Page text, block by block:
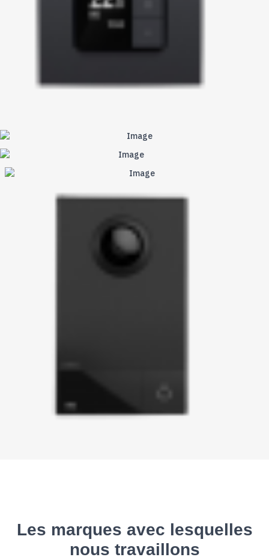
Les marques avec lesquelles
nous travaillons